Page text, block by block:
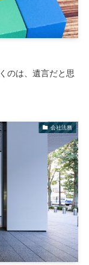
のは、遺言だと思
会社法務